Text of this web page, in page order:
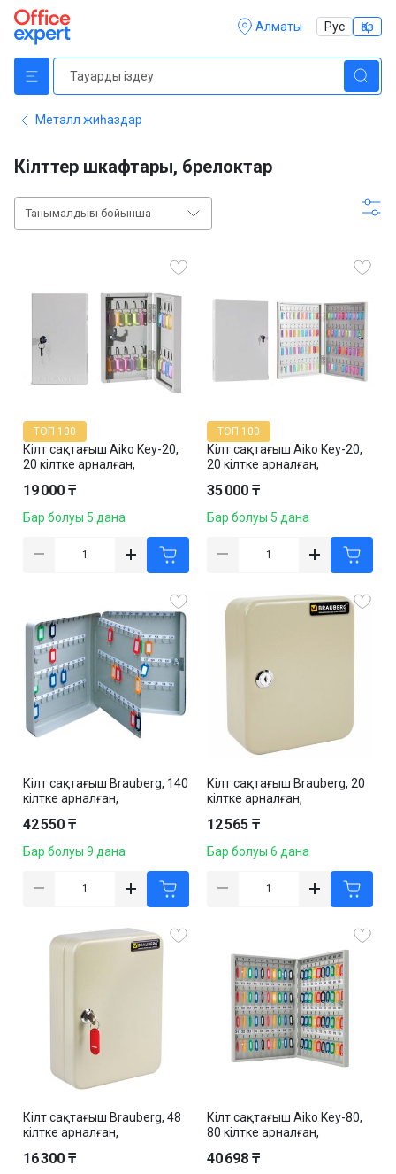
Алматы Рус Қаз
Металл жиһаздар
Кілттер шкафтары, брелоктар
Танымалдығы бойынша
Кілт сақтағыш Aiko Key-20,
20 кілтке арналған,
салпыншақтармен, сұр
ТОП 100
19 000 ₸
Бар болуы 5 дана
Кілт сақтағыш Aiko Key-20,
20 кілтке арналған,
салпыншақтармен, сұр
ТОП 100
35 000 ₸
Бар болуы 5 дана
Кілт сақтағыш Brauberg, 140
кілтке арналған,
салпыншақтармен, сұр
42 550 ₸
Бар болуы 9 дана
Кілт сақтағыш Brauberg, 20
кілтке арналған,
салпыншақтармен, сұр
12 565 ₸
Бар болуы 6 дана
Кілт сақтағыш Brauberg, 48
кілтке арналған,
салпыншақтармен, сұр
16 300 ₸
Кілт сақтағыш Aiko Key-80,
80 кілтке арналған,
салпыншақтармен, сұр
40 698 ₸